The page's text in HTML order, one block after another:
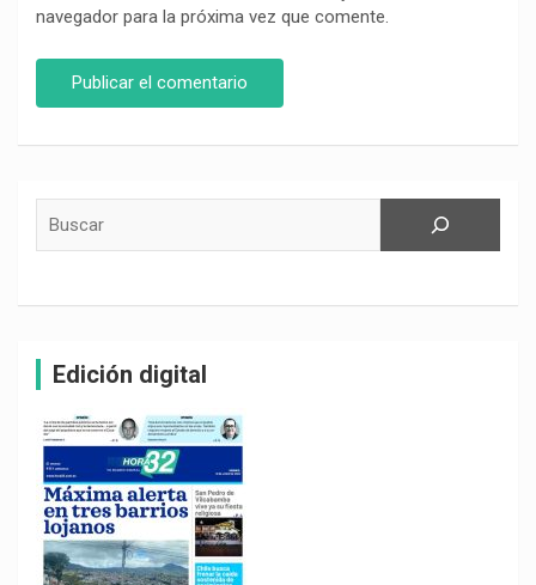
navegador para la próxima vez que comente.
Edición digital